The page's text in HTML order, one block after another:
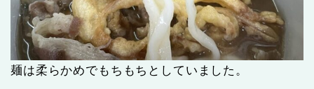
麺は柔らかめでもちもちとしていました。